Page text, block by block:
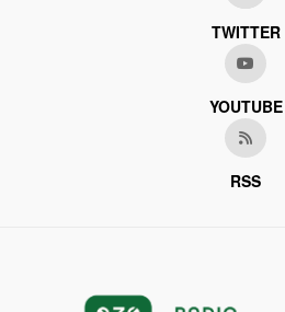
TWITTER
YOUTUBE
RSS